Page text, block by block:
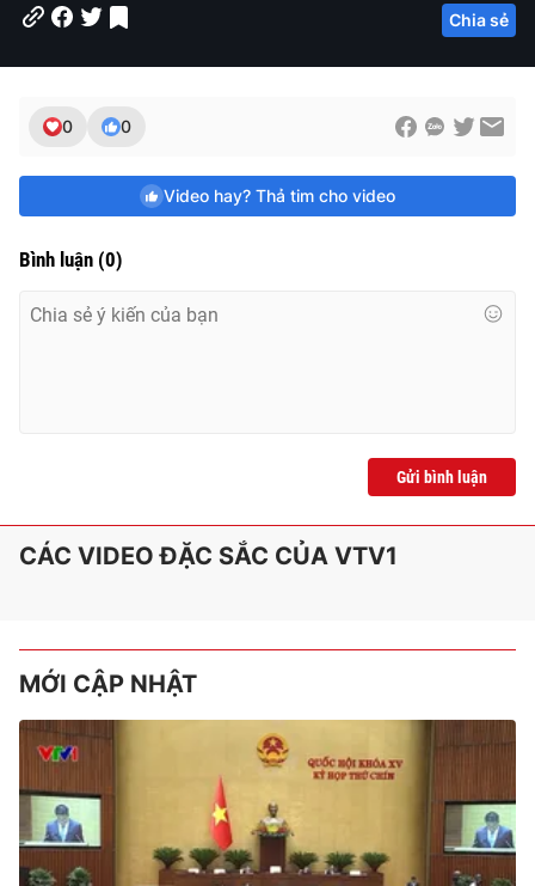
Chia sẻ
0 0
Video hay? Thả tim cho video
Bình luận (0)
Gửi bình luận
CÁC VIDEO ĐẶC SẮC CỦA VTV1
MỚI CẬP NHẬT